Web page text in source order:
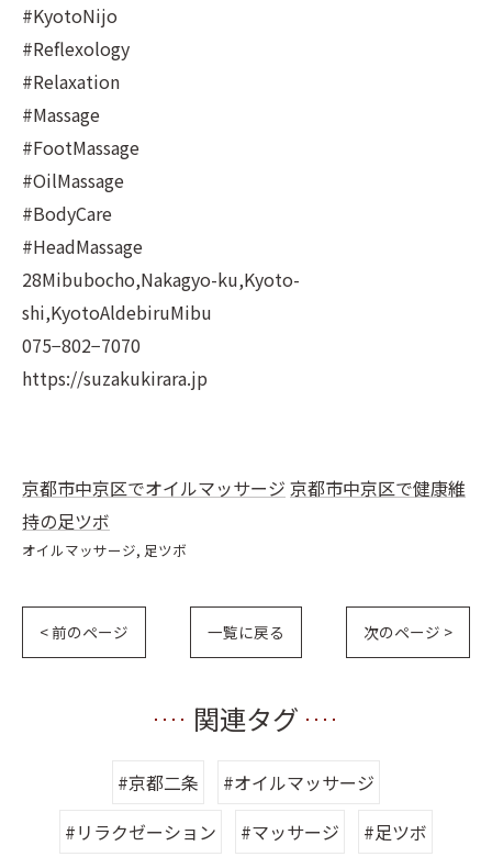
#KyotoNijo
#Reflexology
#Relaxation
#Massage
#FootMassage
#OilMassage
#BodyCare
#HeadMassage
28Mibubocho,Nakagyo-ku,Kyoto-
shi,KyotoAldebiruMibu
075−802−7070
https://suzakukirara.jp
京都市中京区でオイルマッサージ 京都市中京区で健康維
持の足ツボ
オイルマッサージ 足ツボ
< 前のページ 一覧に戻る 次のページ >
関連タグ
#京都二条
#オイルマッサージ
#リラクゼーション
#マッサージ #足ツボ